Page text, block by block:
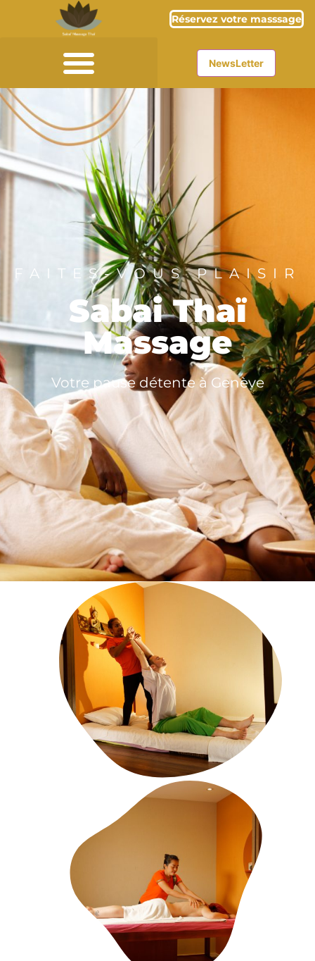
Réservez votre masssage
NewsLetter
FAITES-VOUS PLAISIR
Sabai Thaï
Massage
Votre pause détente à Genève